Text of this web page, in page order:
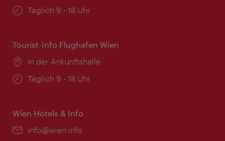
Öffnungszeiten:
Täglich 9 - 18 Uhr
Tourist-Info Flughafen Wien
Ort:
in der Ankunftshalle
Öffnungszeiten:
Täglich 9 - 18 Uhr
Wien Hotels & Info
Email:
info@wien.info